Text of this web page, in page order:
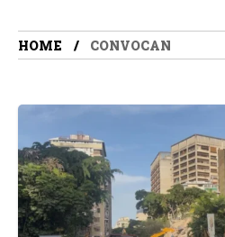
HOME CONVOCAN